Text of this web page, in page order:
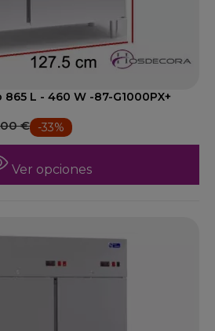
L - 460 W -87-G1000PX+
€ -33%
Ver opciones